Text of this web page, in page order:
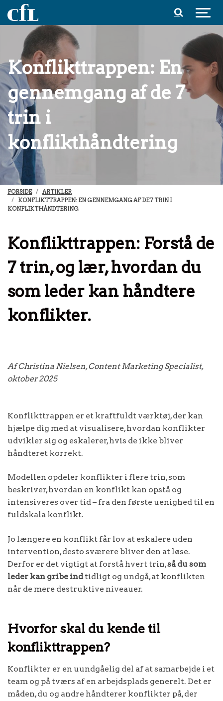
Spring til indhold
Konflikttrappen: En
gennemgang af de 7
trin i
konflikthåndtering
FORSIDE
ARTIKLER
KONFLIKTTRAPPEN: EN GENNEMGANG AF DE 7 TRIN I
KONFLIKTHÅNDTERING
Konflikttrappen: Forstå de
7 trin, og lær, hvordan du
som leder kan håndtere
konflikter.
Af Christina Nielsen, Content Marketing Specialist,
oktober 2025
Konflikttrappen er et kraftfuldt værktøj, der kan
hjælpe dig med at visualisere, hvordan konflikter
udvikler sig og eskalerer, hvis de ikke bliver
håndteret korrekt.
Modellen opdeler konflikter i flere trin, som
beskriver, hvordan en konflikt kan opstå og
intensiveres over tid – fra den første uenighed til en
fuldskala konflikt.
Jo længere en konflikt får lov at eskalere uden
intervention, desto sværere bliver den at løse.
Derfor er det vigtigt at forstå hvert trin,så du som
leder kan gribe indtidligt og undgå, at konflikten
når de mere destruktive niveauer.
Hvorfor skal du kende til
konflikttrappen?
Konflikter er en uundgåelig del af at samarbejde i et
team og på tværs af en arbejdsplads generelt. Det er
måden, du og andre håndterer konflikter på, der